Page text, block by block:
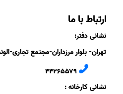
ارتباط با ما
نشانی دفتر:
تهران- بلوار مرزداران-مجتمع تجاری-
۴۴
۲۶۵۵۷۹
نشانی کارخانه :